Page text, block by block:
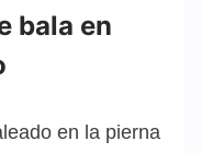
bala en
en la pierna